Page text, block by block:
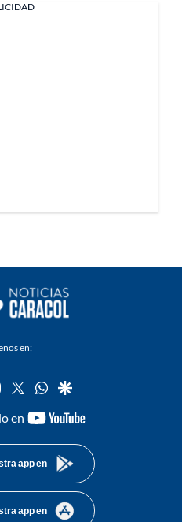
en:
instagram
twitterwhatsapp
google
en
youtube-
app en
app en